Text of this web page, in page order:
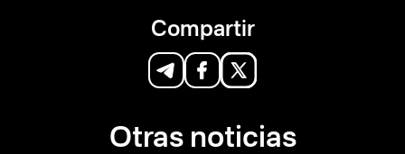
Compartir
Otras noticias